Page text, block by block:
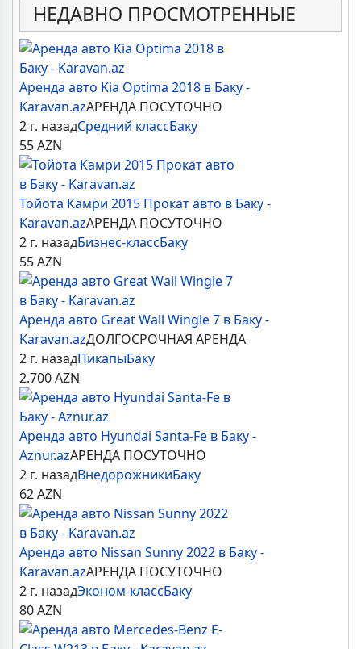
НЕДАВНО ПРОСМОТРЕННЫЕ
Аренда авто Kia Optima 2018 в Баку -
Karavan.azАРЕНДА ПОСУТОЧНО
2 г. назадСредний классБаку
55AZN
Тойота Камри 2015 Прокат авто в Баку -
Karavan.azАРЕНДА ПОСУТОЧНО
2 г. назадБизнес-классБаку
55AZN
Аренда авто Great Wall Wingle 7 в Баку -
Karavan.azДОЛГОСРОЧНАЯ АРЕНДА
2 г. назадПикапыБаку
2.700AZN
Аренда авто Hyundai Santa-Fe в Баку -
Aznur.azАРЕНДА ПОСУТОЧНО
2 г. назадВнедорожникиБаку
62AZN
Аренда авто Nissan Sunny 2022 в Баку -
Karavan.azАРЕНДА ПОСУТОЧНО
2 г. назадЭконом-классБаку
80AZN